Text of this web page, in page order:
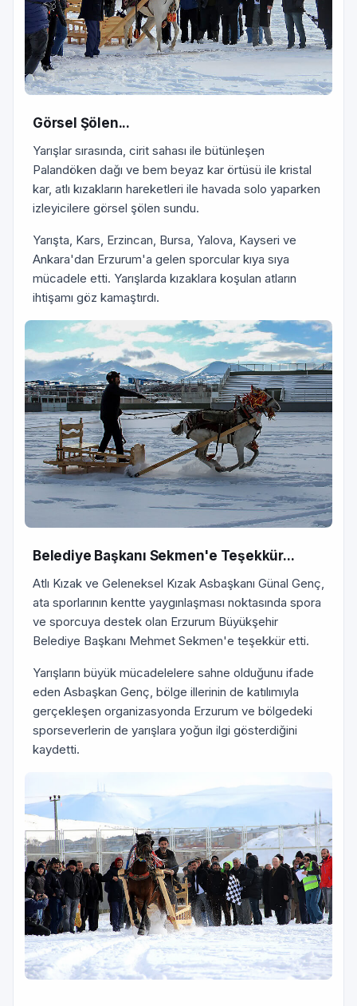
Görsel Şölen...
Yarışlar sırasında, cirit sahası ile bütünleşen
Palandöken dağı ve bem beyaz kar örtüsü ile kristal
kar, atlı kızakların hareketleri ile havada solo yaparken
izleyicilere görsel şölen sundu.
Yarışta, Kars, Erzincan, Bursa, Yalova, Kayseri ve
Ankara'dan Erzurum'a gelen sporcular kıya sıya
mücadele etti. Yarışlarda kızaklara koşulan atların
ihtişamı göz kamaştırdı.
Belediye Başkanı Sekmen'e Teşekkür...
Atlı Kızak ve Geleneksel Kızak Asbaşkanı Günal Genç,
ata sporlarının kentte yaygınlaşması noktasında spora
ve sporcuya destek olan Erzurum Büyükşehir
Belediye Başkanı Mehmet Sekmen'e teşekkür etti.
Yarışların büyük mücadelelere sahne olduğunu ifade
eden Asbaşkan Genç, bölge illerinin de katılımıyla
gerçekleşen organizasyonda Erzurum ve bölgedeki
sporseverlerin de yarışlara yoğun ilgi gösterdiğini
kaydetti.